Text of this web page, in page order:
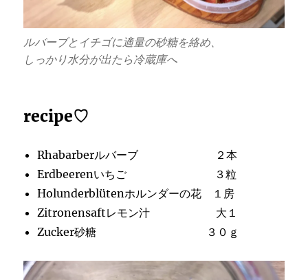
ルバーブとイチゴに適量の砂糖を絡め、
しっかり水分が出たら冷蔵庫へ
recipe♡
Rhabarberルバーブ ２本
Erdbeerenいちご ３粒
Holunderblütenホルンダーの花 １房
Zitronensaftレモン汁 大１
Zucker砂糖 ３０ｇ